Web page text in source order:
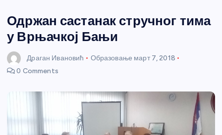
и портал
Одржан састанак стручног тима
у Врњачкој Бањи
Драган Ивановић Образовање март 7, 2018
0 Comments